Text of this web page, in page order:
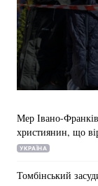
Мер Івано-
християнин, що
УКРАЇНА
Томбінський